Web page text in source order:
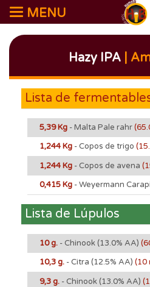
MENU
Hazy IPA|
Lista de
5,39 Kg - Malta Pale rahr
1,244 Kg - Copos de trigo
1,244 Kg - Copos de avena
0,415 Kg - Weyermann
Lista de Lúpulos
10 g. - Chinook (13.0% AA)
10,3 g. - Citra (12.5% AA) (10
9,3 g. - Chinook (13.0% AA)